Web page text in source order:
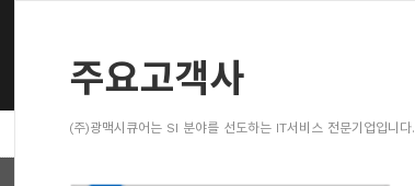
주요고객사
(주)광맥시큐어는 SI 분야를 선도하는 IT서비스 전문기업입니다.